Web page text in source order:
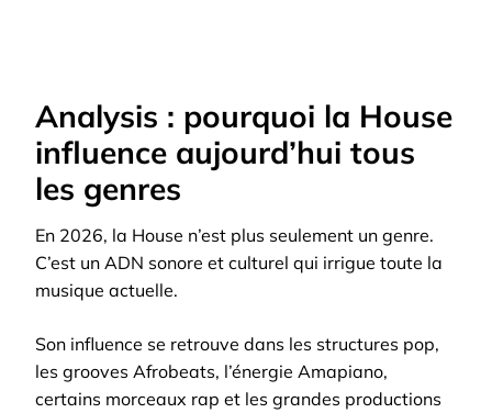
Analysis : pourquoi la House
influence aujourd’hui tous
les genres
En 2026, la House n’est plus seulement un genre.
C’est un ADN sonore et culturel qui irrigue toute la
musique actuelle.
Son influence se retrouve dans les structures pop,
les grooves Afrobeats, l’énergie Amapiano,
certains morceaux rap et les grandes productions